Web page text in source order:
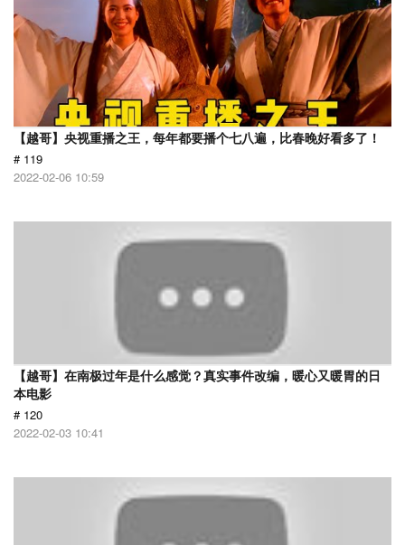
【越哥】央视重播之王，每年都要播个七八遍，比春晚好看多了！
# 119
2022-02-06 10:59
【越哥】在南极过年是什么感觉？真实事件改编，暖心又暖胃的日
本电影
# 120
2022-02-03 10:41